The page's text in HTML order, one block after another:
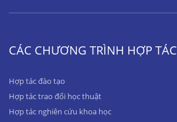
CÁC CHƯƠNG TRÌNH HỢP TÁC
Hợp tác đào tạo
Hợp tác trao đổi học thuật
Hợp tác nghiên cứu khoa học